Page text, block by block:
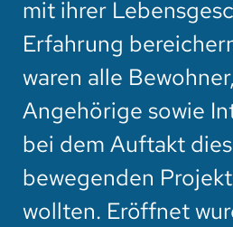
mit ihrer
Erfahrung
waren alle
Angehörige sowie
bei dem Auftakt
bewegenden
wollten. Eröffnet